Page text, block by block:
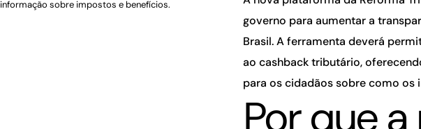
informação sobre impostos e benefícios.
governo para aumentar a
Brasil. A ferramenta deverá
aocashbacktributário,
para os cidadãos sobre como
Por que